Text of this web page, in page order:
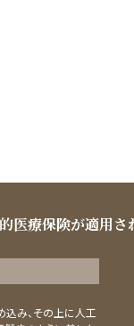
医療保険が適用
込み、その上に人工